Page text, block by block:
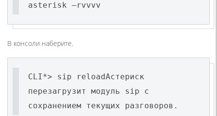
asterisk –rvvvv
В консоли наберите.
CLI*> sip reloadАстериск
перезагрузит модуль sip с
сохранением текущих разговоров.